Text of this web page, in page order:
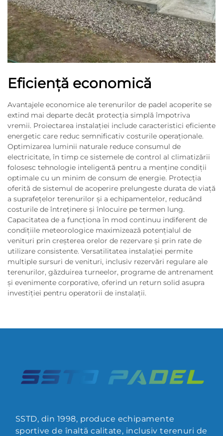
Eficiență economică
Avantajele economice ale terenurilor de padel acoperite se
extind mai departe decât protecția simplă împotriva
vremii. Proiectarea instalației include caracteristici eficiente
energetic care reduc semnificativ costurile operaționale.
Optimizarea luminii naturale reduce consumul de
electricitate, în timp ce sistemele de control al climatizării
folosesc tehnologie inteligentă pentru a menține condiții
optimale cu un minim de consum de energie. Protecția
oferită de sistemul de acoperire prelungeste durata de viață
a suprafețelor terenurilor și a echipamentelor, reducând
costurile de întreținere și înlocuire pe termen lung.
Capacitatea de a funcționa în mod continuu indiferent de
condițiile meteorologice maximizează potențialul de
venituri prin creșterea orelor de rezervare și prin rate de
utilizare consistente. Versatilitatea instalației permite
multiple sursuri de venituri, inclusiv rezervări regulare ale
terenurilor, găzduirea turneelor, programe de antrenament
și evenimente corporative, oferind un return solid asupra
investiției pentru operatorii de instalații.
SSTD, din 1998, produce echipamente
sportive de înaltă calitate, inclusiv terenuri de